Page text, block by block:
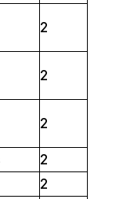
2
2
2
2
2